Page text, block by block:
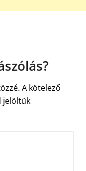
A kötelező
jelöltük